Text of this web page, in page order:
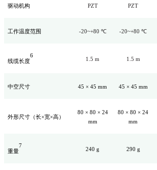
驱动机构 PZT PZT
工作温度范围 -20~+80 ℃ -20~+80 ℃
线缆长度
6
1.5 m 1.5 m
中空尺寸 45 × 45 mm 45 × 45 mm
外形尺寸（长×宽×高）
80 × 80 × 24
mm
80 × 80 × 24
mm
重量
7
240 g 290 g